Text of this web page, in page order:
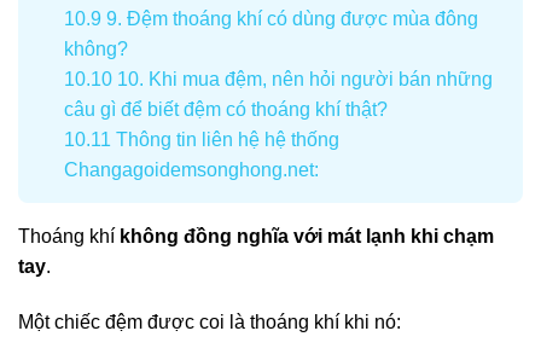
10.99. Đệm thoáng khí có dùng được mùa đông
không?
10.1010. Khi mua đệm, nên hỏi người bán những
câu gì để biết đệm có thoáng khí thật?
10.11 Thông tin liên hệ hệ thống
Changagoidemsonghong.net:
Thoáng khí không đồng nghĩa với mát lạnh khi chạm
tay.
Một chiếc đệm được coi là thoáng khí khi nó: